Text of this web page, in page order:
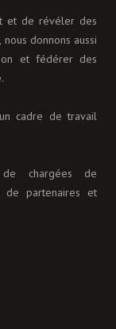
et de révéler des
donnons aussi
et fédérer des
cadre de travail
chargées de
de partenaires et